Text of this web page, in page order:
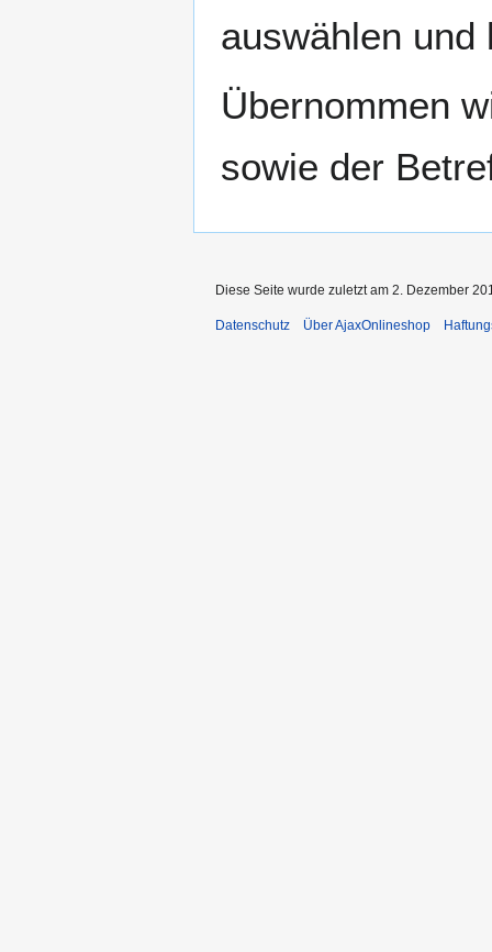
auswählen und
Übernommen
sowie der
Diese Seite wurde zuletzt am 2. Dezember
Datenschutz Über AjaxOnlineshop